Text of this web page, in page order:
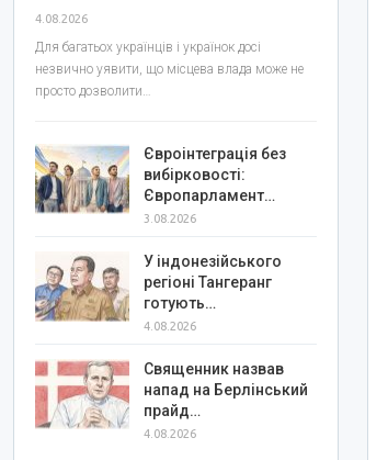
4.08.2026
Для багатьох українців і українок досі
незвично уявити, що місцева влада може не
просто дозволити…
Євроінтеграція без
вибірковості:
Європарламент…
3.08.2026
У індонезійського
регіоні Тангеранг
готують…
4.08.2026
Священник назвав
напад на Берлінський
прайд…
4.08.2026